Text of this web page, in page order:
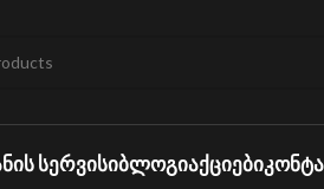
ᲡᲔᲠᲕᲘᲡᲘᲑᲚᲝᲒᲘᲐᲥᲪᲘᲔᲑᲘ